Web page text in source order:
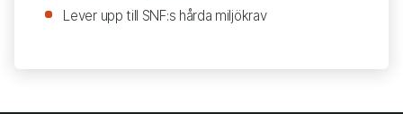
Lever upp till SNF:s hårda miljökrav